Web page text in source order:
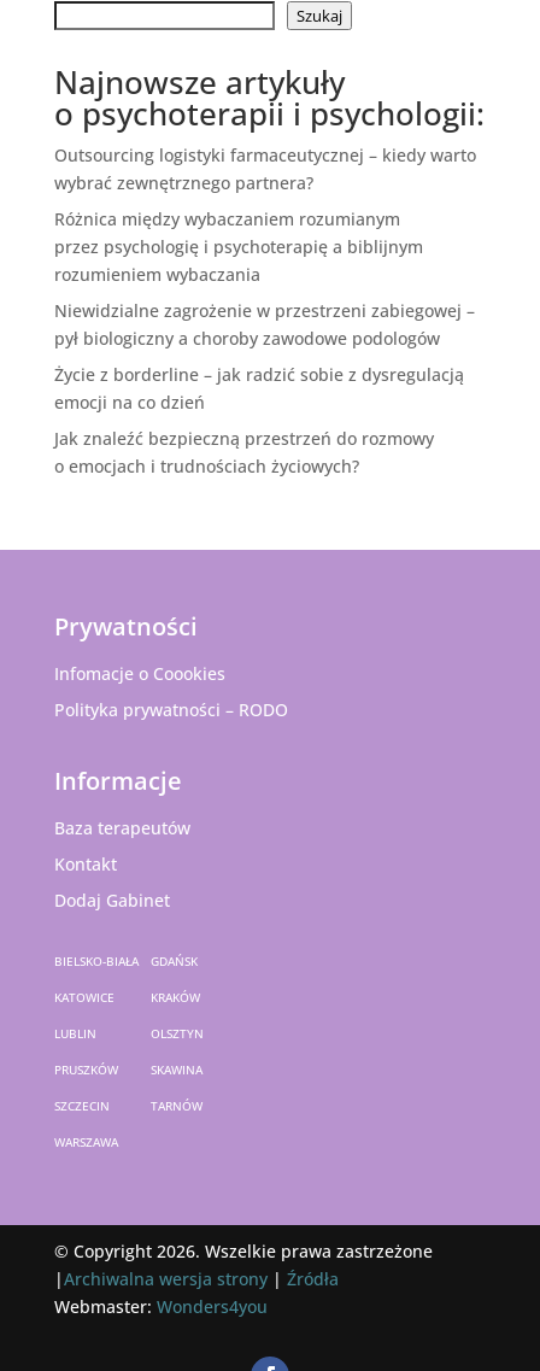
Szukaj
Najnowsze artykuły
o psychoterapii i psychologii:
Outsourcing logistyki farmaceutycznej – kiedy warto
wybrać zewnętrznego partnera?
Różnica między wybaczaniem rozumianym
przez psychologię i psychoterapię a biblijnym
rozumieniem wybaczania
Niewidzialne zagrożenie w przestrzeni zabiegowej –
pył biologiczny a choroby zawodowe podologów
Życie z borderline – jak radzić sobie z dysregulacją
emocji na co dzień
Jak znaleźć bezpieczną przestrzeń do rozmowy
o emocjach i trudnościach życiowych?
Prywatności
Infomacje o Coookies
Polityka prywatności – RODO
Informacje
Baza terapeutów
Kontakt
Dodaj Gabinet
BIELSKO-BIAŁA GDAŃSK
KATOWICE KRAKÓW
LUBLIN OLSZTYN
PRUSZKÓW SKAWINA
SZCZECIN TARNÓW
WARSZAWA
© Copyright 2026. Wszelkie prawa zastrzeżone
|Archiwalna wersja strony| Źródła
Webmaster: Wonders4you